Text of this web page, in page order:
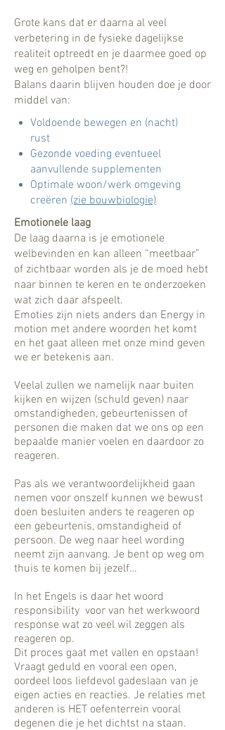
Grote kans dat er daarna al veel
verbetering in de fysieke dagelijkse
realiteit optreedt en je daarmee goed op
weg en geholpen bent?!
Balans daarin blijven houden doe je door
middel van:
Voldoende bewegen en (nacht)
rust
Gezonde voeding eventueel
aanvullende supplementen
Optimale woon/werk omgeving
creëren (zie bouwbiologie)
Emotionele laag
De laag daarna is je emotionele
welbevinden en kan alleen “meetbaar”
of zichtbaar worden als je de moed hebt
naar binnen te keren en te onderzoeken
wat zich daar afspeelt.
Emoties zijn niets anders dan Energy in
motion met andere woorden het komt
en het gaat alleen met onze mind geven
we er betekenis aan.
Veelal zullen we namelijk naar buiten
kijken en wijzen (schuld geven) naar
omstandigheden, gebeurtenissen of
personen die maken dat we ons op een
bepaalde manier voelen en daardoor zo
reageren.
Pas als we verantwoordelijkheid gaan
nemen voor onszelf kunnen we bewust
doen besluiten anders te reageren op
een gebeurtenis, omstandigheid of
persoon. De weg naar heel wording
neemt zijn aanvang. Je bent op weg om
thuis te komen bij jezelf…
In het Engels is daar het woord
responsibility voor van het werkwoord
response wat zo veel wil zeggen als
reageren op.
Dit proces gaat met vallen en opstaan!
Vraagt geduld en vooral een open,
oordeel loos liefdevol gadeslaan van je
eigen acties en reacties. Je relaties met
anderen is HET oefenterrein vooral
degenen die je het dichtst na staan.